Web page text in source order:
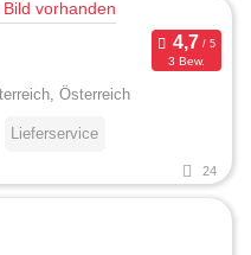
3 Bew.
Österreich
Lieferservice
24